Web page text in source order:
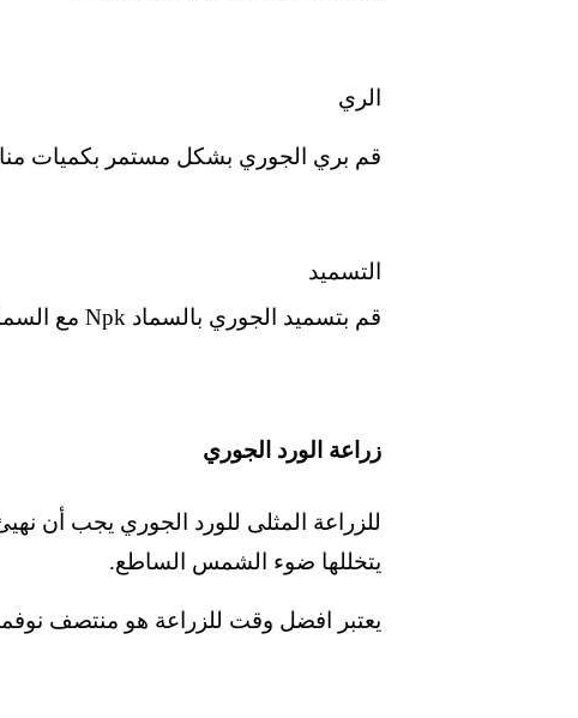
الري
قم بري الجوري بشكل مستمر بكميات
التسميد
قم بتسميد الجوري بالسماد Npk مع السماد الطبيعي ، مع مراعاة خصوبة التربة ودرجة الحموضة.
زراعة الورد الجوري
للزراعة المثلى للورد الجوري يجب أن
يتخللها ضوء الشمس الساطع.
يعتبر افضل وقت للزراعة هو منتصف